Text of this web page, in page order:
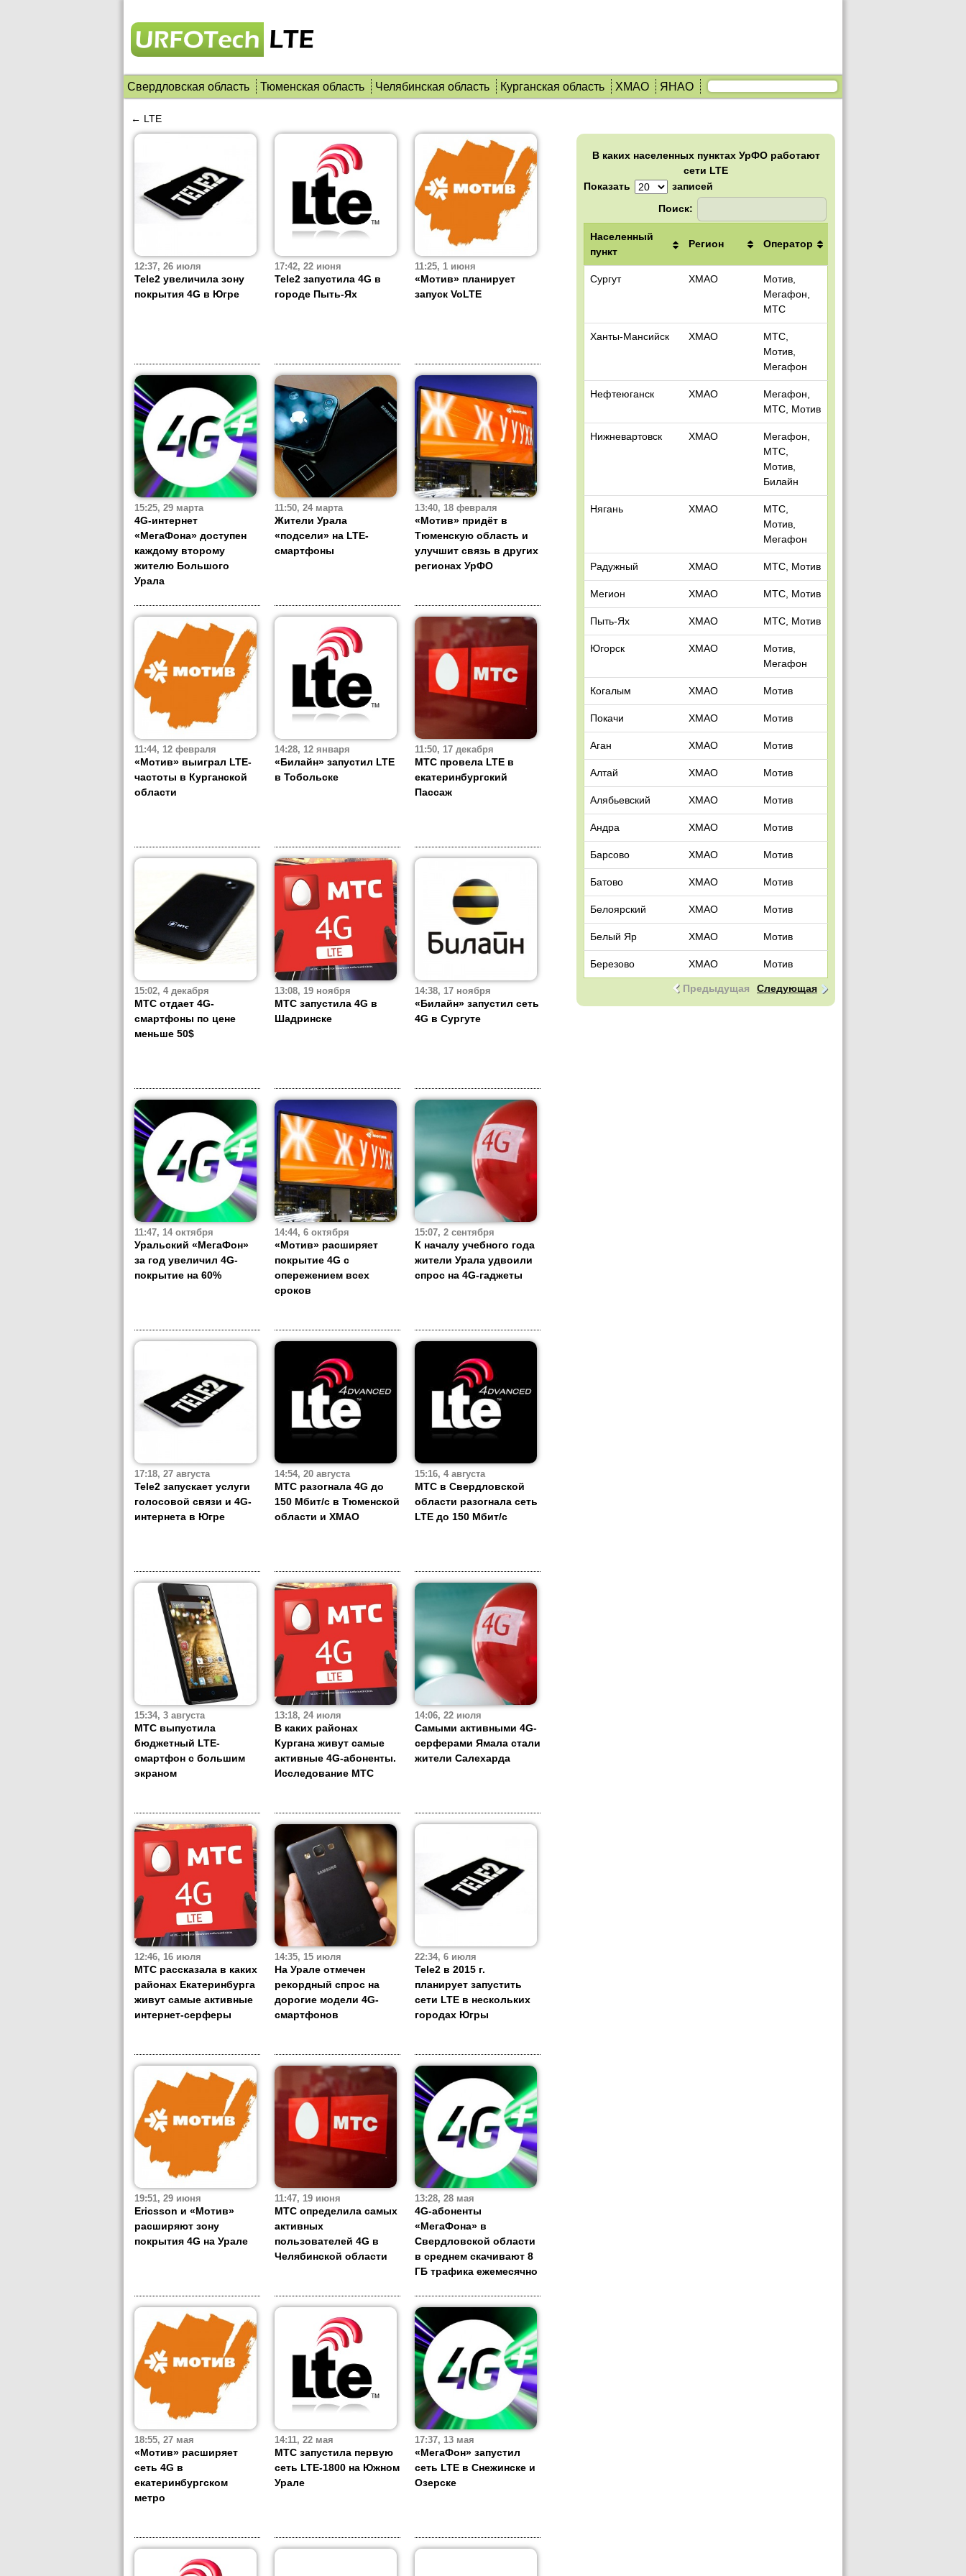
Свердловская область Тюменская область Челябинская область Курганская область ХМАО ЯНАО
← LTE
12:37, 26 июля
Tele2 увеличила зону
покрытия 4G в Югре
17:42, 22 июня
Tele2 запустила 4G в
городе Пыть-Ях
11:25, 1 июня
«Мотив» планирует
запуск VoLTE
15:25, 29 марта
4G-интернет
«МегаФона» доступен
каждому второму
жителю Большого
Урала
11:50, 24 марта
Жители Урала
«подсели» на LTE-
смартфоны
13:40, 18 февраля
«Мотив» придёт в
Тюменскую область и
улучшит связь в других
регионах УрФО
11:44, 12 февраля
«Мотив» выиграл LTE-
частоты в Курганской
области
14:28, 12 января
«Билайн» запустил LTE
в Тобольске
11:50, 17 декабря
МТС провела LTE в
екатеринбургский
Пассаж
15:02, 4 декабря
МТС отдает 4G-
смартфоны по цене
меньше 50$
13:08, 19 ноября
МТС запустила 4G в
Шадринске
14:38, 17 ноября
«Билайн» запустил сеть
4G в Сургуте
11:47, 14 октября
Уральский «МегаФон»
за год увеличил 4G-
покрытие на 60%
14:44, 6 октября
«Мотив» расширяет
покрытие 4G с
опережением всех
сроков
15:07, 2 сентября
К началу учебного года
жители Урала удвоили
спрос на 4G-гаджеты
17:18, 27 августа
Tele2 запускает услуги
голосовой связи и 4G-
интернета в Югре
14:54, 20 августа
МТС разогнала 4G до
150 Мбит/с в Тюменской
области и ХМАО
15:16, 4 августа
МТС в Свердловской
области разогнала сеть
LTE до 150 Мбит/с
15:34, 3 августа
МТС выпустила
бюджетный LTE-
смартфон с большим
экраном
13:18, 24 июля
В каких районах
Кургана живут самые
активные 4G-абоненты.
Исследование МТС
14:06, 22 июля
Самыми активными 4G-
серферами Ямала стали
жители Салехарда
12:46, 16 июля
МТС рассказала в каких
районах Екатеринбурга
живут самые активные
интернет-серферы
14:35, 15 июля
На Урале отмечен
рекордный спрос на
дорогие модели 4G-
смартфонов
22:34, 6 июля
Tele2 в 2015 г.
планирует запустить
сети LTE в нескольких
городах Югры
19:51, 29 июня
Ericsson и «Мотив»
расширяют зону
покрытия 4G на Урале
11:47, 19 июня
МТС определила самых
активных
пользователей 4G в
Челябинской области
13:28, 28 мая
4G-абоненты
«МегаФона» в
Свердловской области
в среднем скачивают 8
ГБ трафика ежемесячно
18:55, 27 мая
«Мотив» расширяет
сеть 4G в
екатеринбургском
метро
14:11, 22 мая
МТС запустила первую
сеть LTE-1800 на Южном
Урале
17:37, 13 мая
«МегаФон» запустил
сеть LTE в Снежинске и
Озерске
В каких населенных пунктах УрФО работают
сети LTE
Показать
записей
Поиск:
Населенный
пункт
Регион Оператор
Сургут ХМАО
Мотив,
Мегафон,
МТС
Ханты-Мансийск ХМАО
МТС,
Мотив,
Мегафон
Нефтеюганск ХМАО
Мегафон,
МТС, Мотив
Нижневартовск ХМАО
Мегафон,
МТС,
Мотив,
Билайн
Нягань ХМАО
МТС,
Мотив,
Мегафон
Радужный ХМАО МТС, Мотив
Мегион ХМАО МТС, Мотив
Пыть-Ях ХМАО МТС, Мотив
Югорск ХМАО
Мотив,
Мегафон
Когалым ХМАО Мотив
Покачи ХМАО Мотив
Аган ХМАО Мотив
Алтай ХМАО Мотив
Алябьевский ХМАО Мотив
Андра ХМАО Мотив
Барсово ХМАО Мотив
Батово ХМАО Мотив
Белоярский ХМАО Мотив
Белый Яр ХМАО Мотив
Березово ХМАО Мотив
Предыдущая Следующая